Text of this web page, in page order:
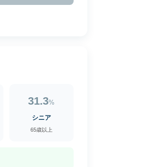
31.3%
シニア
65歳以上